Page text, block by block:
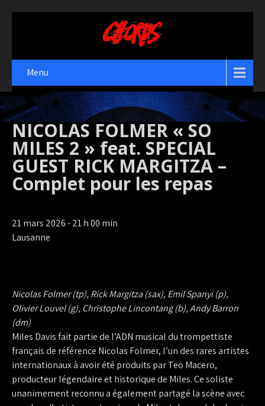
Menu
NICOLAS FOLMER « SO
MILES 2 » feat. SPECIAL
GUEST RICK MARGITZA –
Complet pour les repas
21 mars 2026 - 21 h 00 min
Lausanne
Nicolas Folmer (tp), Rick Margitza (sax), Emil Spanyi (p),
Olivier Louvel (g), Christophe Lincontang (b), Andy Barron
(dm)
Miles Davis fait partie de l’ADN musical du trompettiste
français de référence Nicolas Folmer, l’un des rares artistes
internationaux à avoir été produits par Teo Macero,
producteur légendaire et historique de Miles. Ce soliste
unanimement reconnu a également partagé la scène avec